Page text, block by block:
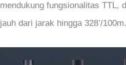
mendukung fungsionalitas TTL,
jauh dari jarak hingga 328’/100m.